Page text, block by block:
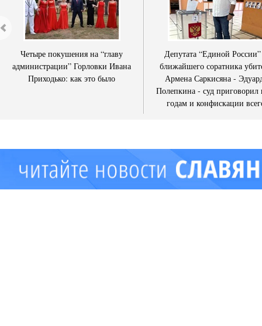
Четыре покушения на “главу
администрации” Горловки Ивана
Приходько: как это было
Депутата “Единой
ближайшего соратника
Армена Саркисяна -
Полепкина - суд приговорил
годам и конфискации